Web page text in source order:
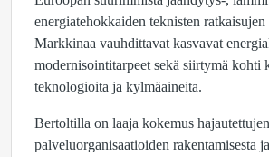
energiatehokkaiden teknisten
Markkinaa vauhdittavat kasvavat
modernisointitarpeet sekä siirtymä kohti
teknologioita ja kylmäaineita.
Bertoltilla on laaja kokemus
palveluorganisaatioiden rakentamisesta